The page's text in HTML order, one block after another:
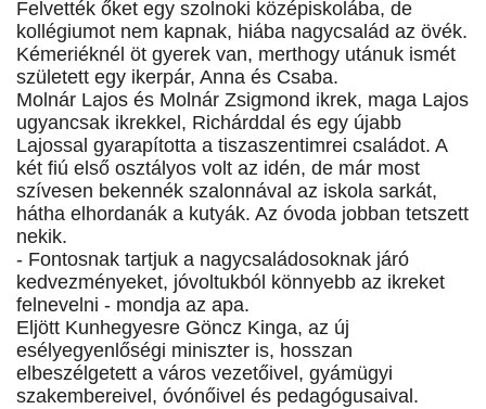
Felvették őket egy szolnoki középiskolába, de
kollégiumot nem kapnak, hiába nagycsalád az övék.
Kémeriéknél öt gyerek van, merthogy utánuk ismét
született egy ikerpár, Anna és Csaba.
Molnár Lajos és Molnár Zsigmond ikrek, maga Lajos
ugyancsak ikrekkel, Richárddal és egy újabb
Lajossal gyarapította a tiszaszentimrei családot. A
két fiú első osztályos volt az idén, de már most
szívesen bekennék szalonnával az iskola sarkát,
hátha elhordanák a kutyák. Az óvoda jobban tetszett
nekik.
- Fontosnak tartjuk a nagycsaládosoknak járó
kedvezményeket, jóvoltukból könnyebb az ikreket
felnevelni - mondja az apa.
Eljött Kunhegyesre Göncz Kinga, az új
esélyegyenlőségi miniszter is, hosszan
elbeszélgetett a város vezetőivel, gyámügyi
szakembereivel, óvónőivel és pedagógusaival.